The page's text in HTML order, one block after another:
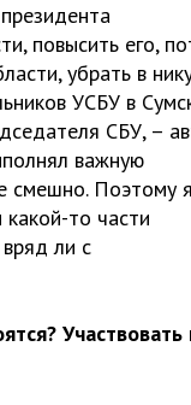
повысить его,
убрать в
УСБУ в
СБУ, –
важную
смешно. Поэтому
то части
ли с
Участвовать